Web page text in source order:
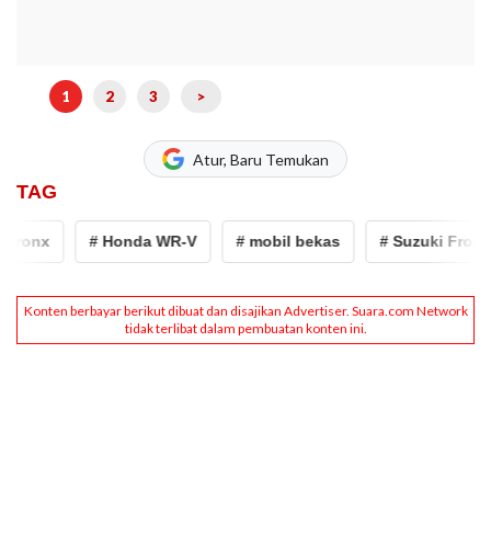
1 2 3 >
Atur, Baru Temukan
TAG
# Honda WR-V # mobil bekas # Suzuki Fronx